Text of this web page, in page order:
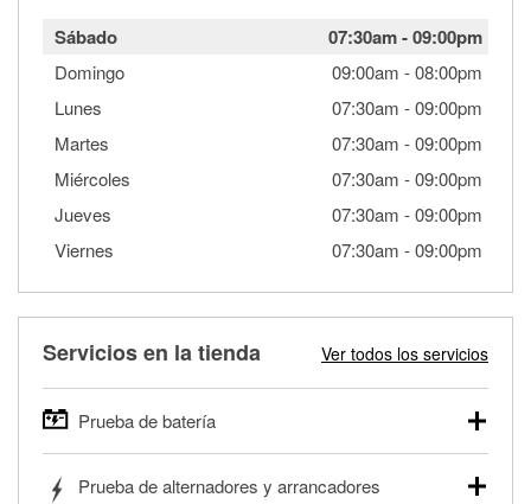
Sábado 07:30am-09:00pm
Domingo 09:00am -08:00pm
Lunes
07:30am -09:00pm
Martes
07:30am -09:00pm
Miércoles
07:30am -09:00pm
Jueves
07:30am -09:00pm
Viernes
07:30am -09:00pm
Servicios en la tienda Ver todos los servicios
Prueba de batería
autos, camionetas, SUVs, vehículos comerciales y
Prueba de alternadores y arrancadores